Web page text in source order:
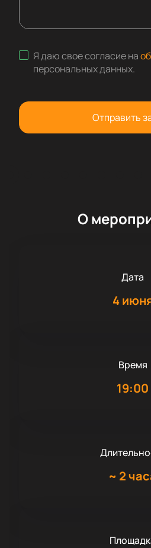
Я даю свое согласие на
персональных данных.
Отправить
О
Дата
4
Время
19:00
~ 2